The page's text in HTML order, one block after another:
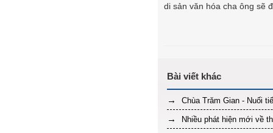
di sản văn hóa cha ông sẽ
Chùa Trăm Gian - Nuối
Nhiều phát hiện mới về